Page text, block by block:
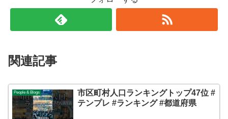
関連記事
People & Blogs
市区町村人口ランキングトップ47位 #
テンプレ #ランキング #都道府県